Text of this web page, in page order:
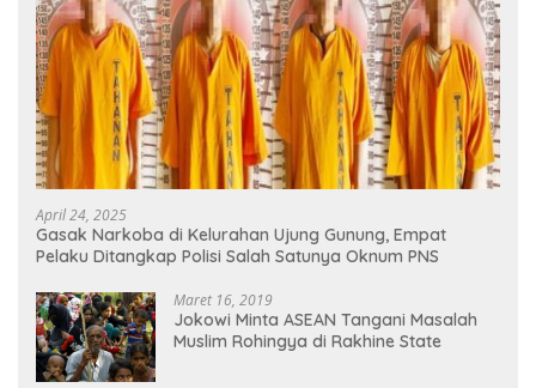
April 24, 2025
Gasak Narkoba di Kelurahan Ujung Gunung, Empat
Pelaku Ditangkap Polisi Salah Satunya Oknum PNS
Maret 16, 2019
Jokowi Minta ASEAN Tangani Masalah
Muslim Rohingya di Rakhine State